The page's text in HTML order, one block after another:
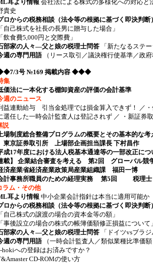
耳より情報 会社法による株式の多様化への対
貴史
ロからの税務相談（法令等の根拠に基づく即決判
「自己株式を社長の長男に贈与した場合」
食費5,000円と交際費」
部家の人々―父と娘の税理士問答 「新たなるステ
週の専門用語
（リース取引／議決権行使基準／政
3号 №169 掲載内容 ◆◆◆
集
価法に一本化する棚卸資産の評価の会計基準
のニュース
益連動給与 引当金処理では損金算入できず！ ／
選任した一時会計監査人は登記されず ／ ・新証券
説
場制度総合整備プログラムの概要とその基本的な考
京証券取引所 上場部企画担当課長 下村昌作
成17年度における法人税基本通達等の一部改正
載】 企業結合審査を考える 第2回 グローバル競
産業省経済産業政策局産業組織課 福田一博
計事務所職員のための経理実務 第5回 税理
ム・その他
耳より情報 中小企業会計指針は本当に適用可
ロからの税務相談（法令等の根拠に基づく即決判
「自己株式の譲渡の場合の資本金等の額」
事後設立の場合の株式の帳簿価額修正損益につい
部家の人々―父と娘の税理士問答 「ドイツvsブラ
週の専門用語
（一時会計監査人／類似業種比準価
hokiへの登録はお済みですか？
CD-ROMの使い方